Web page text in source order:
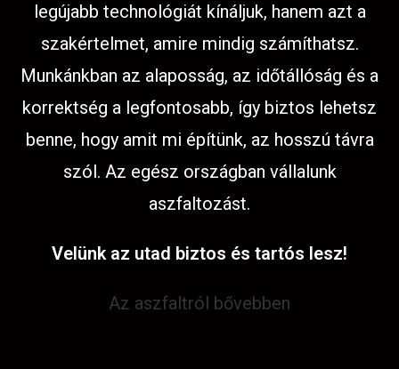
legújabb technológiát kínáljuk, hanem azt a
szakértelmet, amire mindig számíthatsz.
Munkánkban az alaposság, az időtállóság és a
korrektség a legfontosabb, így biztos lehetsz
benne, hogy amit mi építünk, az hosszú távra
szól. Az egész országban vállalunk
aszfaltozást.
Velünk az utad biztos és tartós lesz!
Az aszfaltról bővebben